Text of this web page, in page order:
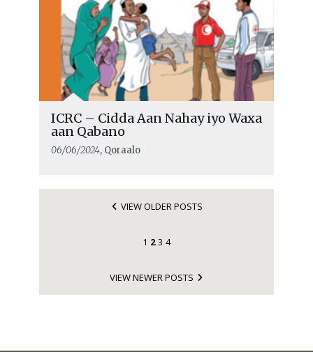
ICRC – Cidda Aan Nahay iyo Waxa
aan Qabano
06/06/2024, Qoraalo
VIEW OLDER POSTS
1 2 3 4
VIEW NEWER POSTS